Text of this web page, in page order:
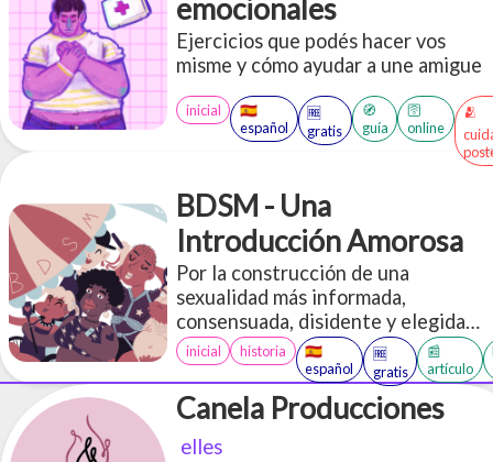
emocionales
Ejercicios que podés hacer vos
misme y cómo ayudar a une amigue
inicial
🇪🇸
español
🆓
gratis
🧭
guía
🛜
online
🫂
BDSM - Una
Introducción Amorosa
Por la construcción de una
sexualidad más informada,
consensuada, disidente y elegida
libremente
inicial historia
🇪🇸
español
🆓
gratis
📰
artículo
Canela Producciones
elles